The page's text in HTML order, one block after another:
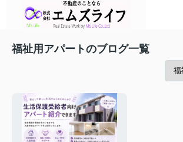
福祉用アパートのブログ一覧